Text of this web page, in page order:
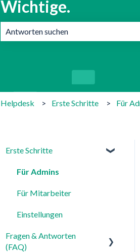
Wichtige.
Helpdesk Erste Schritte Für
Erste Schritte
Für Admins
Für Mitarbeiter
Einstellungen
Fragen & Antworten
(FAQ)